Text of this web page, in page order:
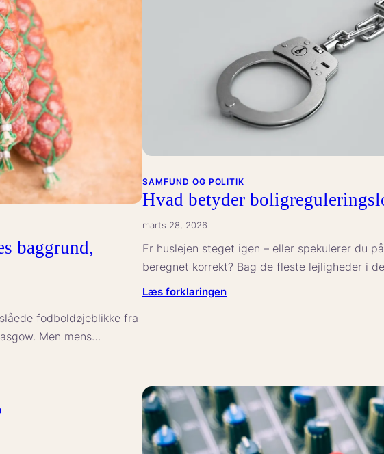
påståede
efterkommere
baggrund,
fodboldøjeblikke fra
Men mens…
SAMFUND OG POLITIK
Hvad betyder
marts 28, 2026
Er huslejen steget igen – eller spekulerer du
beregnet korrekt? Bag de fleste lejligheder i
Læs forklaringen: